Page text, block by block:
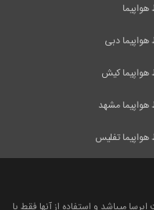
هواپیما
هواپیما دبی
هواپیما کیش
هواپیما مشهد
هواپیما تفلیس